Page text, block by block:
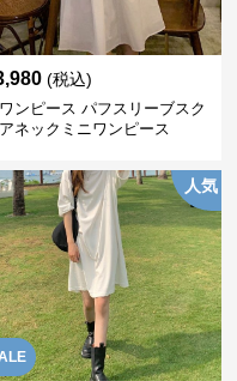
(税込)
ンピース パフスリーブスク
ネックミニワンピース
人気